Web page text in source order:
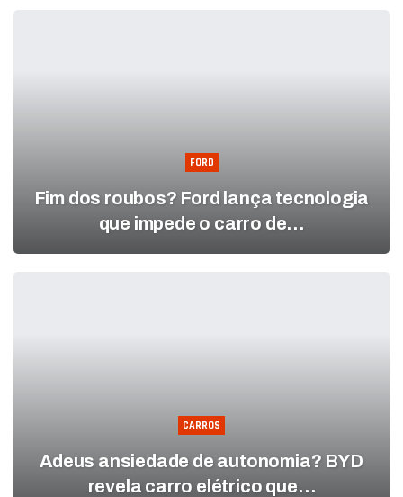
FORD
Fim dos roubos? Ford lança tecnologia
que impede o carro de…
CARROS
Adeus ansiedade de autonomia? BYD
revela carro elétrico que…